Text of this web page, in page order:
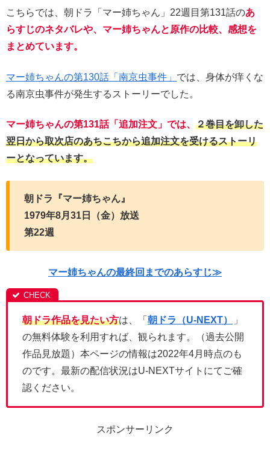
こちらでは、朝ドラ「マー姉ちゃん」22週目第131話のあ
らすじのネタバレや、マー姉ちゃんと原作の比較、感想を
まとめています。
マー姉ちゃんの第130話「南京虫事件」 では、身体が痒くな
る南京虫事件が発生するストーリーでした。
マー姉ちゃんの第131話「追加注文」では、 ２巻目を卸した
翌日から取次店のあちこちから追加注文を受けるストーリ
ーとなっています。
朝ドラ『マー姉ちゃん』
1979年8月31日（金）放送
第22週
マー姉ちゃんの最終回までのあらすじ≫
朝ドラ作品を見たい方は、「 朝ドラ（U-NEXT）
」
の無料体験を利用すれば、観られます。（過去公開
作品見放題）本ページの情報は2022年4月時点のも
のです。最新の配信状況はU-NEXTサイトにてご確
認ください。
スポンサーリンク